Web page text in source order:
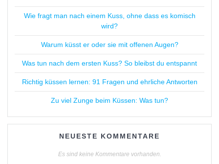
Wie fragt man nach einem Kuss, ohne dass es komisch
wird?
Warum küsst er oder sie mit offenen Augen?
Was tun nach dem ersten Kuss? So bleibst du entspannt
Richtig küssen lernen: 91 Fragen und ehrliche Antworten
Zu viel Zunge beim Küssen: Was tun?
NEUESTE KOMMENTARE
Es sind keine Kommentare vorhanden.